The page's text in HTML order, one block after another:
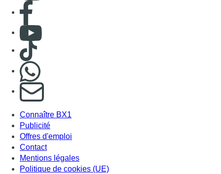
Consulter page Facebook
Consulter Youtube
Consulter TikTok
S'abonner à notre newsletter
Connaître BX1
Publicité
Offres d'emploi
Contact
Mentions légales
Politique de cookies (UE)